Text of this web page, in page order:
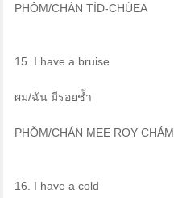
PHǑM/CHÁN TÌD-CHÚEA
15. I have a bruise
ผม/ฉัน มีรอยช้ำ
PHǑM/CHÁN MEE ROY CHÁM
16. I have a cold